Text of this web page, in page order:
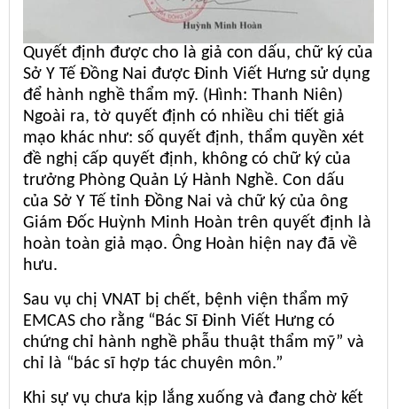
Quyết định được cho là giả con dấu, chữ ký của
Sở Y Tế Đồng Nai được Đinh Viết Hưng sử dụng
để hành nghề thẩm mỹ. (Hình: Thanh Niên)
Ngoài ra, tờ quyết định có nhiều chi tiết giả
mạo khác như: số quyết định, thẩm quyền xét
đề nghị cấp quyết định, không có chữ ký của
trưởng Phòng Quản Lý Hành Nghề. Con dấu
của Sở Y Tế tỉnh Đồng Nai và chữ ký của ông
Giám Đốc Huỳnh Minh Hoàn trên quyết định là
hoàn toàn giả mạo. Ông Hoàn hiện nay đã về
hưu.
Sau vụ chị VNAT bị chết, bệnh viện thẩm mỹ
EMCAS cho rằng “Bác Sĩ Đinh Viết Hưng có
chứng chỉ hành nghề phẫu thuật thẩm mỹ” và
chỉ là “bác sĩ hợp tác chuyên môn.”
Khi sự vụ chưa kịp lắng xuống và đang chờ kết